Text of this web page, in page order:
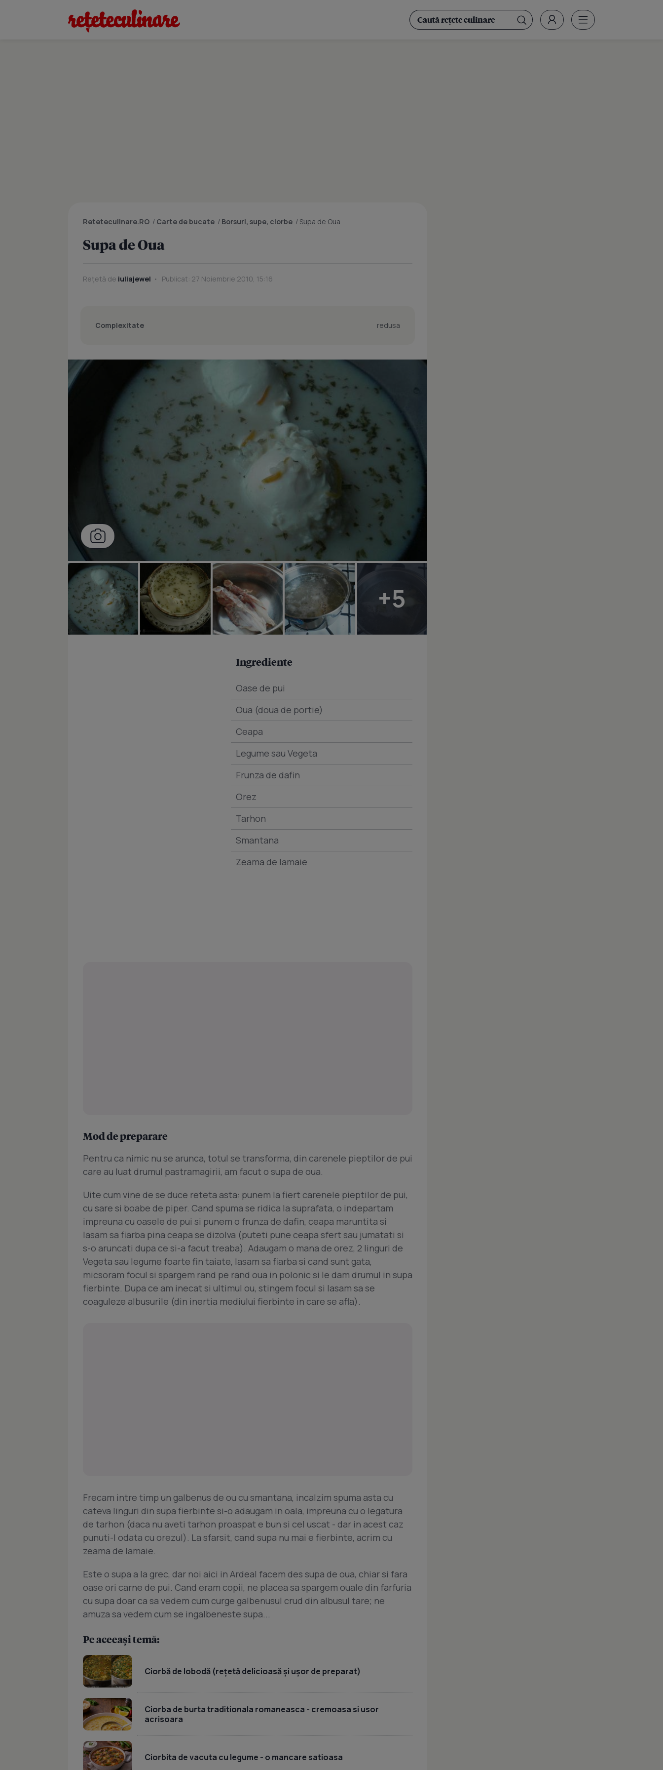
Reteteculinare.RO / Carte de bucate / Borsuri, supe, ciorbe /Supa de Oua
Supa de Oua
Rețetă de iuliajewel Publicat: 27 Noiembrie 2010, 15:16
Complexitate redusa
+5
Ingrediente
Oase de pui
Oua (doua de portie)
Ceapa
Legume sau Vegeta
Frunza de dafin
Orez
Tarhon
Smantana
Zeama de lamaie
Mod de preparare
Pentru ca nimic nu se arunca, totul se transforma, din carenele pieptilor de pui
care au luat drumul pastramagirii, am facut o supa de oua.
Uite cum vine de se duce reteta asta: punem la fiert carenele pieptilor de pui,
cu sare si boabe de piper. Cand spuma se ridica la suprafata, o indepartam
impreuna cu oasele de pui si punem o frunza de dafin, ceapa maruntita si
lasam sa fiarba pina ceapa se dizolva (puteti pune ceapa sfert sau jumatati si
s-o aruncati dupa ce si-a facut treaba). Adaugam o mana de orez, 2 linguri de
Vegeta sau legume foarte fin taiate, lasam sa fiarba si cand sunt gata,
micsoram focul si spargem rand pe rand oua in polonic si le dam drumul in supa
fierbinte. Dupa ce am inecat si ultimul ou, stingem focul si lasam sa se
coaguleze albusurile (din inertia mediului fierbinte in care se afla).
Frecam intre timp un galbenus de ou cu smantana, incalzim spuma asta cu
cateva linguri din supa fierbinte si-o adaugam in oala, impreuna cu o legatura
de tarhon (daca nu aveti tarhon proaspat e bun si cel uscat - dar in acest caz
punuti-l odata cu orezul). La sfarsit, cand supa nu mai e fierbinte, acrim cu
zeama de lamaie.
Este o supa a la grec, dar noi aici in Ardeal facem des supa de oua, chiar si fara
oase ori carne de pui. Cand eram copii, ne placea sa spargem ouale din farfuria
cu supa doar ca sa vedem cum curge galbenusul crud din albusul tare; ne
amuza sa vedem cum se ingalbeneste supa...
Pe aceeași temă:
Ciorbă de lobodă (rețetă delicioasă și ușor de preparat)
Ciorba de burta traditionala romaneasca - cremoasa si usor
acrisoara
Ciorbita de vacuta cu legume - o mancare satioasa